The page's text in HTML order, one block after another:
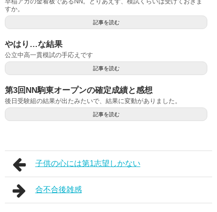
すか。
記事を読む
やはり…な結果
公立中高一貫模試の手応えです
記事を読む
第3回NN駒東オープンの確定成績と感想
後日受験組の結果が出たみたいで、結果に変動がありました。
記事を読む
子供の心には第1志望しかない
合不合後雑感